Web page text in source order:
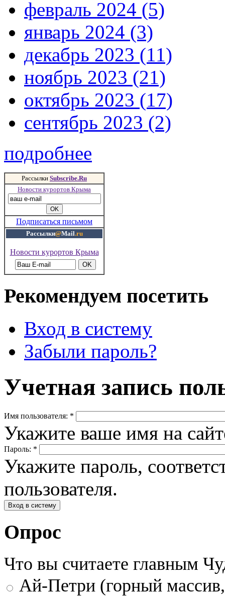
февраль 2024 (5)
январь 2024 (3)
декабрь 2023 (11)
ноябрь 2023 (21)
октябрь 2023 (17)
сентябрь 2023 (2)
подробнее
Рассылки Subscribe.Ru
Новости курортов Крыма
Подписаться письмом
Рассылки@Mail.ru
Новости курортов Крыма
Рекомендуем посетить
Вход в систему
Забыли пароль?
Учетная запись
Имя пользователя: *
Укажите ваше имя на
Пароль: *
Укажите пароль,
пользователя.
Опрос
Что вы считаете главным
Ай-Петри (горный